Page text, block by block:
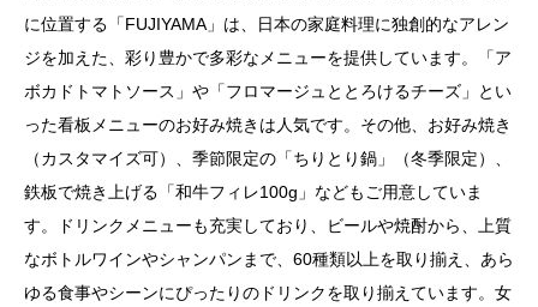
に位置する「FUJIYAMA」は、日本の家庭料理に独創的なアレン
ジを加えた、彩り豊かで多彩なメニューを提供しています。「ア
ボカドトマトソース」や「フロマージュととろけるチーズ」とい
った看板メニューのお好み焼きは人気です。その他、お好み焼き
（カスタマイズ可）、季節限定の「ちりとり鍋」（冬季限定）、
鉄板で焼き上げる「和牛フィレ100g」などもご用意していま
す。ドリンクメニューも充実しており、ビールや焼酎から、上質
なボトルワインやシャンパンまで、60種類以上を取り揃え、あら
ゆる食事やシーンにぴったりのドリンクを取り揃えています。女